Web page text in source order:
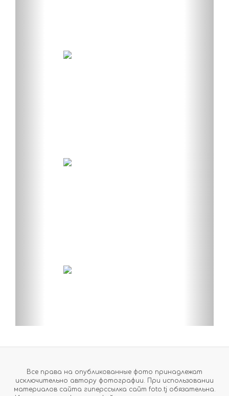
Все права на опубликованные фото принадлежат
исключительно автору фотографии. При использовании
материалов сайта гиперссылка сайт foto.tj обязательна.